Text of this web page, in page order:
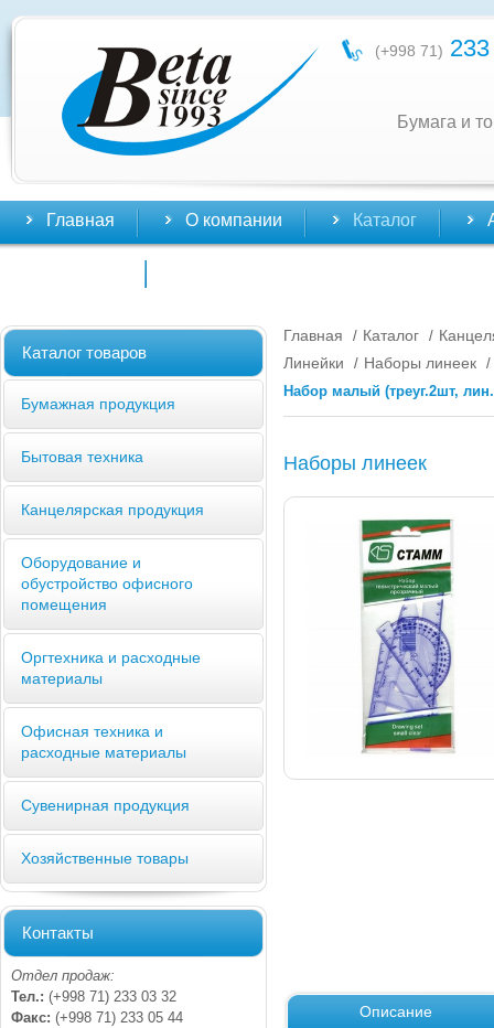
(+998 71)
Бумага и
Главная О компании Каталог
Каталог товаров
Бумажная продукция
Бытовая техника
Канцелярская продукция
Оборудование и
обустройство офисного
помещения
Оргтехника и расходные
материалы
Офисная техника и
расходные материалы
Сувенирная продукция
Хозяйственные товары
Контакты
Отдел продаж:
Тел.: (+998 71) 233 03 32
Факс: (+998 71) 233 05 44
Главная / Каталог /
Линейки
/ Наборы линеек /
Набор малый (треуг.2шт,
Наборы линеек
Описание